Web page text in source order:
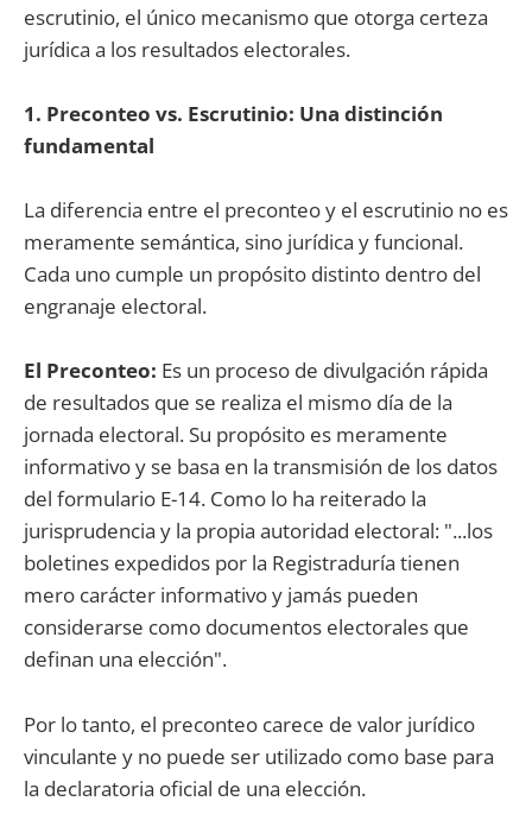
escrutinio, el único mecanismo que otorga certeza
jurídica a los resultados electorales.
1. Preconteo vs. Escrutinio: Una distinción
fundamental
La diferencia entre el preconteo y el escrutinio no es
meramente semántica, sino jurídica y funcional.
Cada uno cumple un propósito distinto dentro del
engranaje electoral.
El Preconteo: Es un proceso de divulgación rápida
de resultados que se realiza el mismo día de la
jornada electoral. Su propósito es meramente
informativo y se basa en la transmisión de los datos
del formulario E-14. Como lo ha reiterado la
jurisprudencia y la propia autoridad electoral: "...los
boletines expedidos por la Registraduría tienen
mero carácter informativo y jamás pueden
considerarse como documentos electorales que
definan una elección".
Por lo tanto, el preconteo carece de valor jurídico
vinculante y no puede ser utilizado como base para
la declaratoria oficial de una elección.